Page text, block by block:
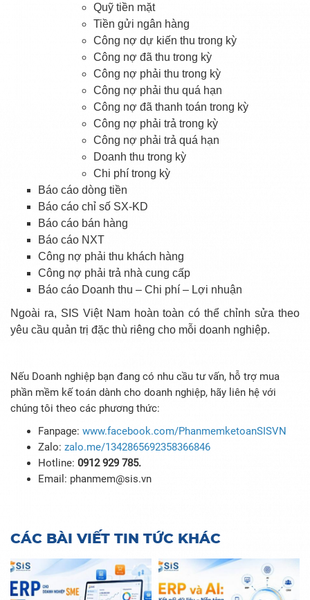
Quỹ tiền mặt
Tiền gửi ngân hàng
Công nợ dự kiến thu trong kỳ
Công nợ đã thu trong kỳ
Công nợ phải thu trong kỳ
Công nợ phải thu quá hạn
Công nợ đã thanh toán trong kỳ
Công nợ phải trả trong kỳ
Công nợ phải trả quá hạn
Doanh thu trong kỳ
Chi phí trong kỳ
Báo cáo dòng tiền
Báo cáo chỉ số SX-KD
Báo cáo bán hàng
Báo cáo NXT
Công nợ phải thu khách hàng
Công nợ phải trả nhà cung cấp
Báo cáo Doanh thu – Chi phí – Lợi nhuận
Ngoài ra, SIS Việt Nam hoàn toàn có thể chỉnh sửa theo
yêu cầu quản trị đặc thù riêng cho mỗi doanh nghiệp.
Nếu Doanh nghiệp bạn đang có nhu cầu tư vấn, hỗ trợ mua
phần mềm kế toán dành cho doanh nghiệp, hãy liên hệ với
chúng tôi theo các phương thức:
Fanpage: www.facebook.com/PhanmemketoanSISVN
Zalo: zalo.me/1342865692358366846
Hotline: 0912 929 785.
Email: phanmem@sis.vn
CÁC BÀI VIẾT TIN TỨC KHÁC